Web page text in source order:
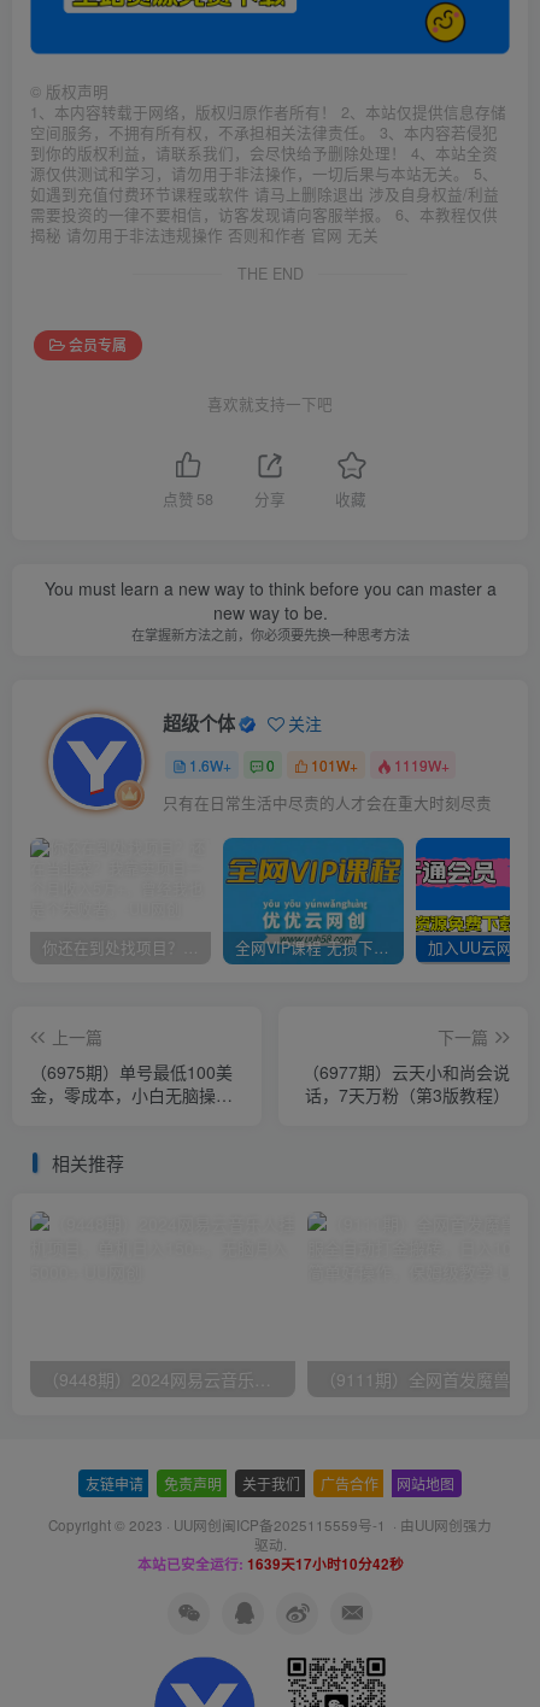
© 版权声明
1、本内容转载于网络，版权归原作者所有！ 2、本站仅提供信息存储
空间服务，不拥有所有权，不承担相关法律责任。 3、本内容若侵犯
到你的版权利益，请联系我们，会尽快给予删除处理！ 4、本站全资
源仅供测试和学习，请勿用于非法操作，一切后果与本站无关。 5、
如遇到充值付费环节课程或软件 请马上删除退出 涉及自身权益/利益
需要投资的一律不要相信，访客发现请向客服举报。 6、本教程仅供
揭秘 请勿用于非法违规操作 否则和作者 官网 无关
THE END
会员专属
喜欢就支持一下吧
点赞 58 分享 收藏
You must learn a new way to think before you can master a
new way to be.
在掌握新方法之前，你必须要先换一种思考方法
超级个体 关注
1.6W+ 0 101W+ 1119W+
只有在日常生活中尽责的人才会在重大时刻尽责
你还在到处找项目？还在当韭菜？我靠卖项目一个月收入5万+，曾经我也是个失败者。 全网VIP课程 无损下载~
上一篇
（6975期）单号最低100美
金，零成本，小白无脑操
下一篇
（6977期）云天小和尚会说
话，7天万粉（第3版教程）
相关推荐
友链申请 免责声明 关于我们 广告合作 网站地图
Copyright © 2023 · UU网创闽ICP备2025115559号-1 · 由UU网创强力
驱动.
本站已安全运行: 1639天17小时10分42秒